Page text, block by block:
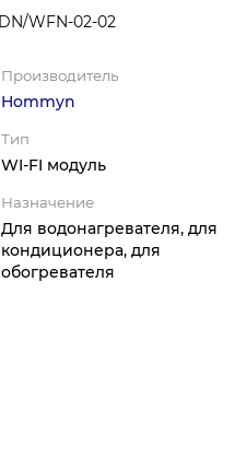
Производитель
Hommyn
Тип
WI-FI модуль
Назначение
Для водонагревателя, для
кондиционера, для
обогревателя